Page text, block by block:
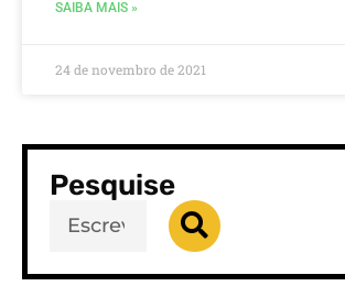
SAIBA MAIS »
24 de novembro de 2021
Pesquise